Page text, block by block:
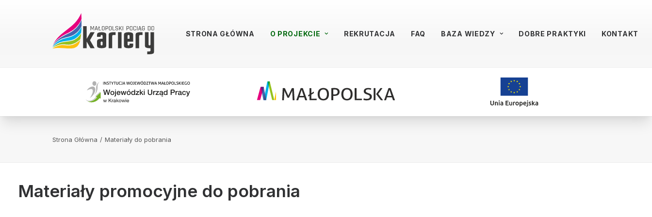
STRONA GŁÓWNA O PROJEKCIE REKRUTACJA FAQ BAZA WIEDZY DOBRE PRAKTYKI KONTAKT
Strona Główna Materiały do pobrania
Materiały promocyjne do pobrania